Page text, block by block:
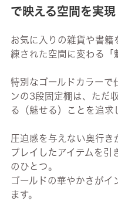
で映える空間を実現
お気に入りの雑貨や書籍
練された空間に変わる「
特別なゴールドカラーで
ンの3段固定棚は、ただ
る（魅せる）ことを追求
圧迫感を与えない奥行き
プレイしたアイテムを引
のひとつ。
ゴールドの華やかさがイ
ます。